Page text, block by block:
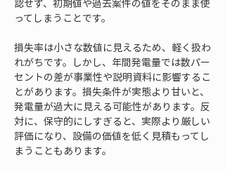
認せず、初期値や過去案件の値をそのまま使
ってしまうことです。
損失率は小さな数値に見えるため、軽く扱わ
れがちです。しかし、年間発電量では数パー
セントの差が事業性や説明資料に影響するこ
とがあります。損失条件が実態より甘いと、
発電量が過大に見える可能性があります。反
対に、保守的にしすぎると、実際より厳しい
評価になり、設備の価値を低く見積もってし
まうこともあります。